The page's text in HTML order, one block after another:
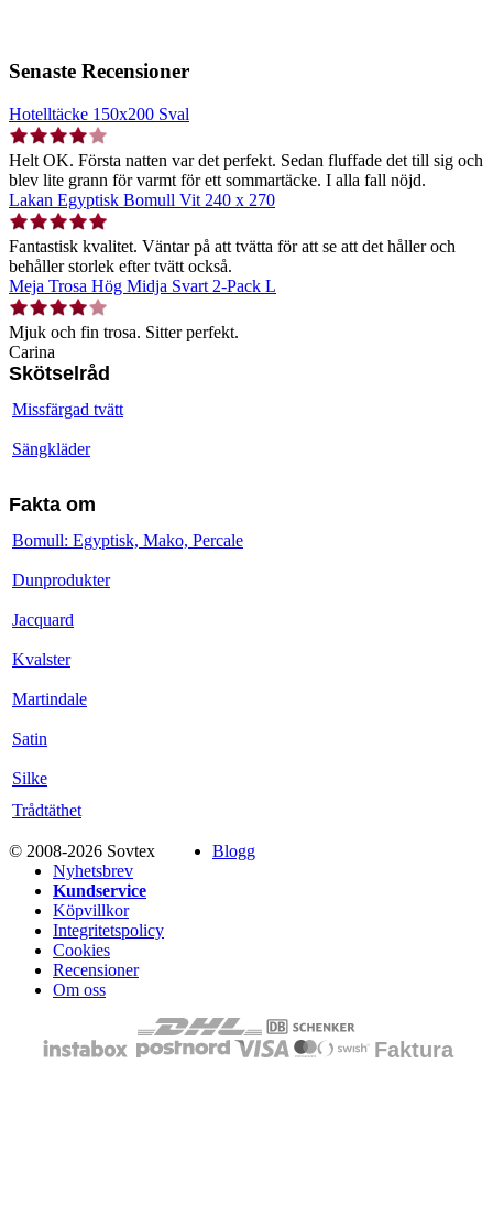
Senaste Recensioner
Hotelltäcke 150x200 Sval
Helt OK. Första natten var det perfekt. Sedan fluffade det till sig och
blev lite grann för varmt för ett sommartäcke. I alla fall nöjd.
Lakan Egyptisk Bomull Vit 240 x 270
Fantastisk kvalitet. Väntar på att tvätta för att se att det håller och
behåller storlek efter tvätt också.
Meja Trosa Hög Midja Svart 2-Pack L
Mjuk och fin trosa. Sitter perfekt.
Carina
Skötselråd
Missfärgad tvätt
Sängkläder
Fakta om
Bomull: Egyptisk, Mako, Percale
Dunprodukter
Jacquard
Kvalster
Martindale
Satin
Silke
Trådtäthet
© 2008-2026 Sovtex
Blogg
Nyhetsbrev
Kundservice
Köpvillkor
Integritetspolicy
Cookies
Recensioner
Om oss